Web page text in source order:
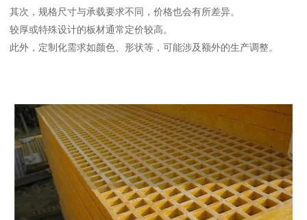
其次，规格尺寸与承载要求不同，价格也会有所差异。
较厚或特殊设计的板材通常定价较高。
此外，定制化需求如颜色、形状等，可能涉及额外的生产调整。